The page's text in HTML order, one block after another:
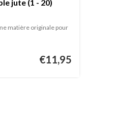
jute (1 - 20)
matière originale pour
€11,95